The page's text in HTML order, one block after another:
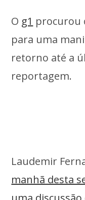
O g1 procurou
para uma
retorno até a
reportagem.
Laudemir
manhã desta